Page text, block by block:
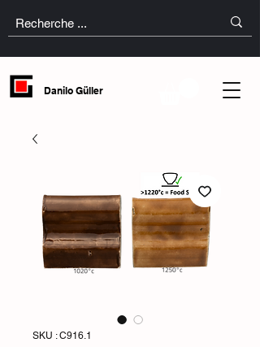
Danilo Güller
SKU : C916.1